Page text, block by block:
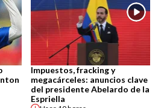
Impuestos, fracking y
megacárceles: anuncios clave
del presidente Abelardo de la
Espriella